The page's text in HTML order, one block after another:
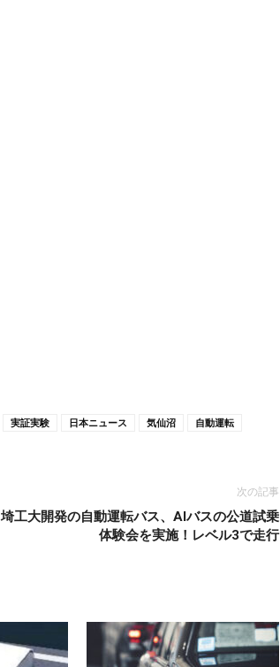
実証実験 日本ニュース 気仙沼
自動運転
次の記事
埼工大開発の自動運転バス、AIバスの公道試乗
体験会を実施！レベル3で走行